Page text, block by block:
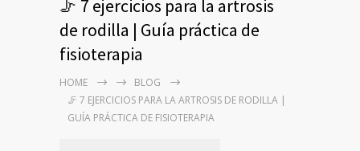
🦵 7 ejercicios para la artrosis
de rodilla | Guía práctica de
fisioterapia
HOME
BLOG
🦵 7 EJERCICIOS PARA LA ARTROSIS DE RODILLA |
GUÍA PRÁCTICA DE FISIOTERAPIA